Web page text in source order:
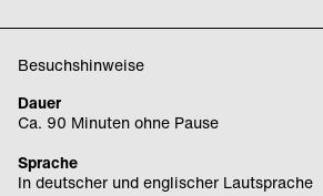
Besuchshinweise
Dauer
Ca. 90 Minuten ohne Pause
Sprache
In deutscher und englischer Lautsprache